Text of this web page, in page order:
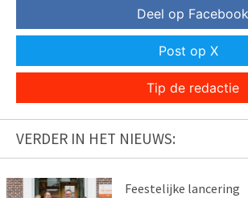
Deel op Facebook
Post op X
Tip de redactie
VERDER IN HET NIEUWS:
Feestelijke lancering